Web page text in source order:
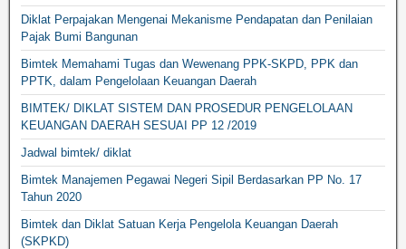
Diklat Perpajakan Mengenai Mekanisme Pendapatan dan Penilaian
Pajak Bumi Bangunan
Bimtek Memahami Tugas dan Wewenang PPK-SKPD, PPK dan
PPTK, dalam Pengelolaan Keuangan Daerah
BIMTEK/ DIKLAT SISTEM DAN PROSEDUR PENGELOLAAN
KEUANGAN DAERAH SESUAI PP 12 /2019
Jadwal bimtek/ diklat
Bimtek Manajemen Pegawai Negeri Sipil Berdasarkan PP No. 17
Tahun 2020
Bimtek dan Diklat Satuan Kerja Pengelola Keuangan Daerah
(SKPKD)